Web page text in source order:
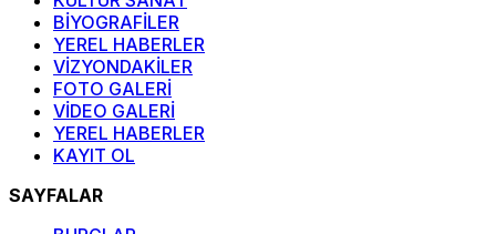
BİYOGRAFİLER
YEREL HABERLER
VİZYONDAKİLER
FOTO GALERİ
VİDEO GALERİ
YEREL HABERLER
KAYIT OL
SAYFALAR